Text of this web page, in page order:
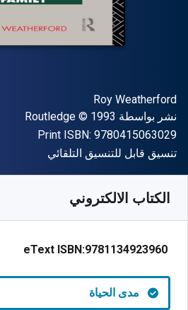
المؤلف (المؤلفون)
Roy Weatherford
الناشر
نشر بواسطة Routledge
حقوق الطبع © 1993
Print ISBN: 9780415063029
شكل
تنسيق قابل للتنسيق التلقائي
الكتاب الالكتروني
eText ISBN:9781134923960
مدى الحياة